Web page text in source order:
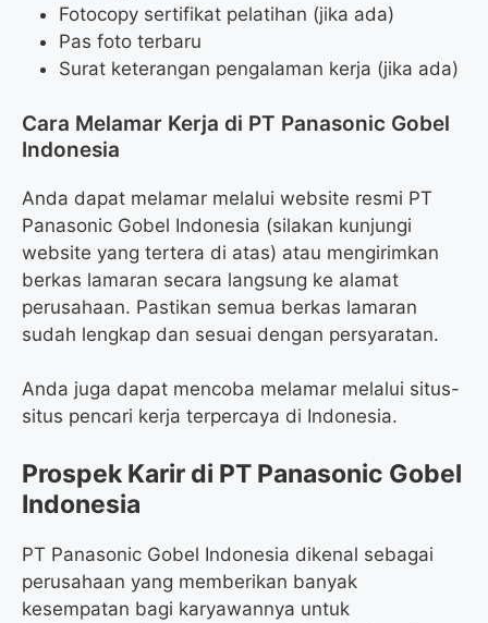
Fotocopy sertifikat pelatihan (jika ada)
Pas foto terbaru
Surat keterangan pengalaman kerja (jika ada)
Cara Melamar Kerja di PT Panasonic Gobel
Indonesia
Anda dapat melamar melalui website resmi PT
Panasonic Gobel Indonesia (silakan kunjungi
website yang tertera di atas) atau mengirimkan
berkas lamaran secara langsung ke alamat
perusahaan. Pastikan semua berkas lamaran
sudah lengkap dan sesuai dengan persyaratan.
Anda juga dapat mencoba melamar melalui situs-
situs pencari kerja terpercaya di Indonesia.
Prospek Karir di PT Panasonic Gobel
Indonesia
PT Panasonic Gobel Indonesia dikenal sebagai
perusahaan yang memberikan banyak
kesempatan bagi karyawannya untuk